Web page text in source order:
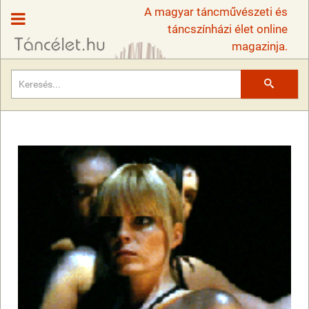
A magyar táncművészeti és
táncszínházi élet online
magazinja.